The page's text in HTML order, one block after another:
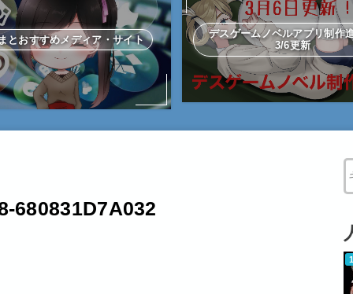
とおすすめメディア・サイト
デスゲームノベルアプリ制
3/6更新
680831D7A032